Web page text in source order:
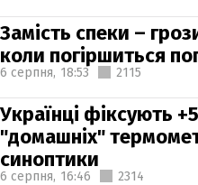
Замість спеки –
коли погіршиться
6 серпня, 18:53 2115
Українці фіксують
"домашніх"
синоптики
6 серпня, 16:46 2314